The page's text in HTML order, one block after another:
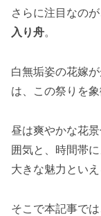
さらに注目なの
入り舟。
白無垢姿の花嫁
は、この祭りを
昼は爽やかな花
囲気と、時間帯
大きな魅力といえ
そこで本記事では